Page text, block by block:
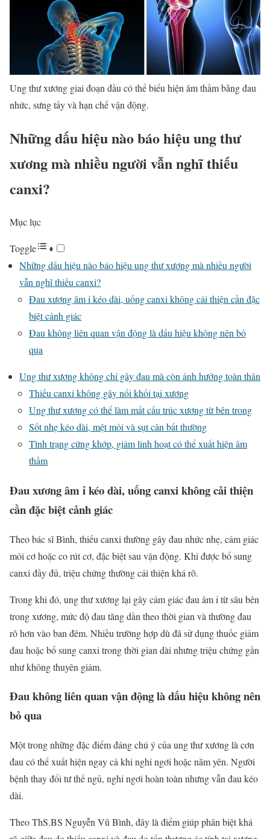
Ung thư xương giai đoạn đầu có thể biểu hiện âm thầm bằng đau
nhức, sưng tấy và hạn chế vận động.
Những dấu hiệu nào báo hiệu ung thư
xương mà nhiều người vẫn nghĩ thiếu
canxi?
Mục lục
Toggle
Những dấu hiệu nào báo hiệu ung thư xương mà nhiều người
vẫn nghĩ thiếu canxi?
Đau xương âm ỉ kéo dài, uống canxi không cải thiện cần đặc
biệt cảnh giác
Đau không liên quan vận động là dấu hiệu không nên bỏ
qua
Ung thư xương không chỉ gây đau mà còn ảnh hưởng toàn thân
Thiếu canxi không gây nổi khối tại xương
Ung thư xương có thể làm mất cấu trúc xương từ bên trong
Sốt nhẹ kéo dài, mệt mỏi và sụt cân bất thường
Tình trạng cứng khớp, giảm linh hoạt có thể xuất hiện âm
thầm
Đau xương âm ỉ kéo dài, uống canxi không cải thiện
cần đặc biệt cảnh giác
Theo bác sĩ Bình, thiếu canxi thường gây đau nhức nhẹ, cảm giác
mỏi cơ hoặc co rút cơ, đặc biệt sau vận động. Khi được bổ sung
canxi đầy đủ, triệu chứng thường cải thiện khá rõ.
Trong khi đó, ung thư xương lại gây cảm giác đau âm ỉ từ sâu bên
trong xương, mức độ đau tăng dần theo thời gian và thường đau
rõ hơn vào ban đêm. Nhiều trường hợp dù đã sử dụng thuốc giảm
đau hoặc bổ sung canxi trong thời gian dài nhưng triệu chứng gần
như không thuyên giảm.
Đau không liên quan vận động là dấu hiệu không nên
bỏ qua
Một trong những đặc điểm đáng chú ý của ung thư xương là cơn
đau có thể xuất hiện ngay cả khi nghỉ ngơi hoặc nằm yên. Người
bệnh thay đổi tư thế ngủ, nghỉ ngơi hoàn toàn nhưng vẫn đau kéo
dài.
Theo ThS.BS Nguyễn Vũ Bình, đây là điểm giúp phân biệt khá